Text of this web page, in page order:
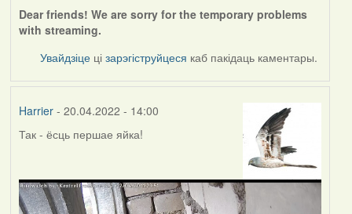
Dear friends! We are sorry for the temporary problems
with streaming.
Увайдзіце цізарэгіструйцеся каб пакідаць каментары.
Harrier- 20.04.2022 - 14:00
Так - ёсць першае яйка!